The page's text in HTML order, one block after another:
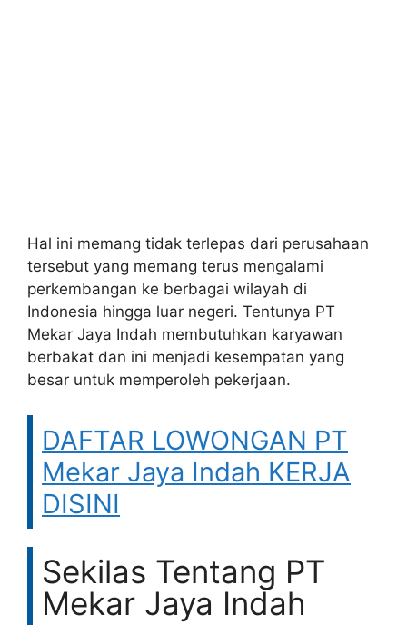
Hal ini memang tidak terlepas dari perusahaan
tersebut yang memang terus mengalami
perkembangan ke berbagai wilayah di
Indonesia hingga luar negeri. Tentunya PT
Mekar Jaya Indah membutuhkan karyawan
berbakat dan ini menjadi kesempatan yang
besar untuk memperoleh pekerjaan.
DAFTAR LOWONGAN PT
Mekar Jaya Indah KERJA
DISINI
Sekilas Tentang PT
Mekar Jaya Indah